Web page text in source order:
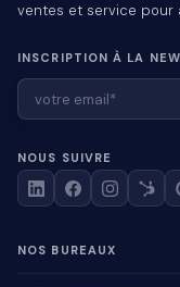
ventes et service pour
INSCRIPTION À LA
NOUS SUIVRE
NOS BUREAUX